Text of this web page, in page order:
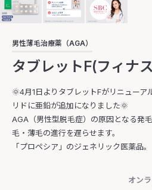
男性薄毛治療薬（AGA）
タブレットF(フィナ
🌞4月1日よりタブレットFがリニューア
リドに亜鉛が追加になりました🌞
AGA（男性型脱毛症）の原因となる発
毛・薄毛の進行を遅らせます。
「プロペシア」のジェネリック医薬品。
オン